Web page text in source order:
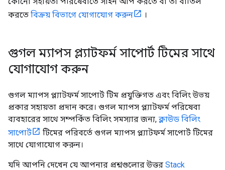
করতে বিক্রয় বিভাগে যোগাযোগ করুন ।
গুগল ম্যাপস প্ল্যাটফর্ম সাপোর্ট টিমের সাথে
যোগাযোগ করুন
গুগল ম্যাপস প্ল্যাটফর্ম সাপোর্ট টিম প্রযুক্তিগত এবং বিলিং উভয়
প্রকার সহায়তা প্রদান করে। গুগল ম্যাপস প্ল্যাটফর্ম পরিষেবা
ব্যবহারের সাথে সম্পর্কিত বিলিং সমস্যার জন্য,ক্লাউড বিলিং
সাপোর্ট
টিমের পরিবর্তে গুগল ম্যাপস প্ল্যাটফর্ম সাপোর্ট টিমের
সাথে যোগাযোগ করুন।
যদি আপনি দেখেন যে আপনার প্রশ্নগুলোর উত্তর Stack